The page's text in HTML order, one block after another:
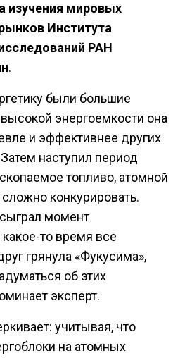
изучения мировых
Института
РАН
.
были большие
энергоемкости она
и эффективнее других
наступил период
топливо, атомной
конкурировать.
момент
то время все
грянула «Фукусима»,
об этих
эксперт.
учитывая, что
на атомных